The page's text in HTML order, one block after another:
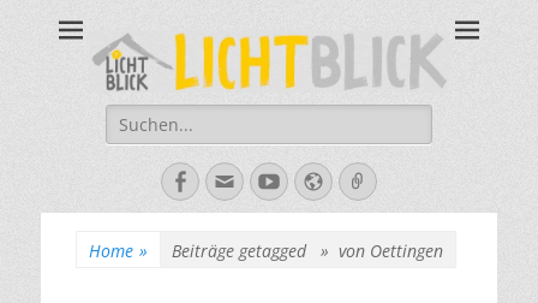
Lichtblick
67434 Neustadt an der Weinstraße – Amalienstraße 3 – Tel:
06321-355340
Suche
nach:
Facebook
E-
Mail
YouTube
WebsiteVerknüpfung
Home » Beiträge getagged » von Oettingen